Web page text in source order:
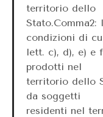
territorio dello
Stato.Comma2:
condizioni di
lett. c), d), e) e
prodotti nel
territorio dello
da soggetti
residenti nel